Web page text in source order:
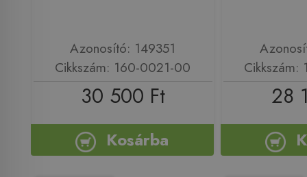
Azonosító: 149351
Cikkszám: 160-0021-00
30 500 Ft
Kosárba
28